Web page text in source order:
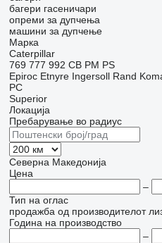
багери гасеничари
опреми за дупчења
машини за дупчење
Марка
Caterpillar
769 777 992 CB PM PS
Epiroc Etnyre Ingersoll Rand
PC
Superior
Локација
Пребарување во радиус
Северна Македонија
Цена
–
Тип на оглас
продажба од производителот
Година на производство
–